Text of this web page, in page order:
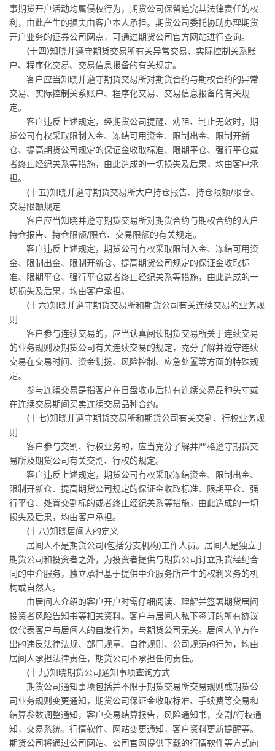
事期货开户活动均属侵权行为，期货公司保留追究其法律责任的权
利，由此产生的损失由客户本人承担。期货公司委托协助办理期货
开户业务的证券公司网点，可通过期货公司官方网站进行查询。
(十四)知晓并遵守期货交易所有关异常交易、实际控制关系账
户、程序化交易、交易信息报备的有关规定。
客户应当知晓并遵守期货交易所对期货合约与期权合约的异常
交易、实际控制关系账户、程序化交易、交易信息报备的有关规
定。
客户违反上述规定，经期货公司提醒、劝阻、制止无效时，期
货公司有权采取限制入金、冻结可用资金、限制出金、限制开新
仓、提高期货公司规定的保证金收取标准、限期平仓、强行平仓或
者终止经纪关系等措施，由此造成的一切损失及后果，均由客户承
担。
(十五)知晓并遵守期货交易所大户持仓报告、持仓限额/限仓、
交易限额规定
客户应当知晓并遵守期货交易所对期货合约与期权合约的大户
持仓报告、持仓限额/限仓、交易限额的有关规定。
客户违反上述规定，期货公司有权采取限制入金、冻结可用资
金、限制出金、限制开新仓、提高期货公司规定的保证金收取标
准、限期平仓、强行平仓或者终止经纪关系等措施，由此造成的一
切损失及后果，均由客户承担。
(十六)知晓并遵守期货交易所和期货公司有关连续交易的业务规
则
客户参与连续交易的，应当认真阅读期货交易所关于连续交易
的业务规则及期货公司有关连续交易的规定，充分了解并遵守连续
交易在交易时间、资金划拨、风险控制、应急处置等方面的特殊规
定。
参与连续交易是指客户在日盘收市后持有连续交易品种头寸或
在连续交易期间买卖连续交易品种合约。
(十七)知晓并遵守期货交易所和期货公司有关交割、行权业务规
则
客户参与交割、行权业务的，应当充分了解并严格遵守期货交
易所及期货公司有关交割、行权的规定。
客户违反上述规定，期货公司有权采取冻结资金、限制出金、
限制开新仓、提高期货公司规定的保证金收取标准、限期平仓、强
行平仓、处置交割标的或者终止经纪关系等措施，由此造成的一切
损失及后果，均由客户承担。
(十八)知晓居间人的定义
居间人不是期货公司(包括分支机构)工作人员。居间人是独立于
期货公司和投资者之外，为投资者提供与期货公司订立期货经纪合
同的中介服务，独立承担基于提供中介服务所产生的权利义务的机
构或自然人。
由居间人介绍的客户开户时需仔细阅读、理解并签署期货居间
投资者风险告知书等相关资料。客户与居间人私下签订的所有协议
仅代表客户与居间人的自发行为，与期货公司无关。居间人单方作
出的违反法律法规、部门规章、自律规则、公司规范的行为，均由
居间人承担法律责任，期货公司不承担任何责任。
(十九)知晓期货公司通知事项查询方式
期货公司通知事项包括并不限于期货交易所交易规则或期货公
司业务规则变更通知，期货公司保证金收取标准、手续费等交易和
结算参数调整通知，客户交易结算报告，风险通知书，交割/行权通
知，交易系统、行情软件、网站变更通知，客户资料更新提醒等。
期货公司将通过公司网站、公司官网提供下载的行情软件等方式向